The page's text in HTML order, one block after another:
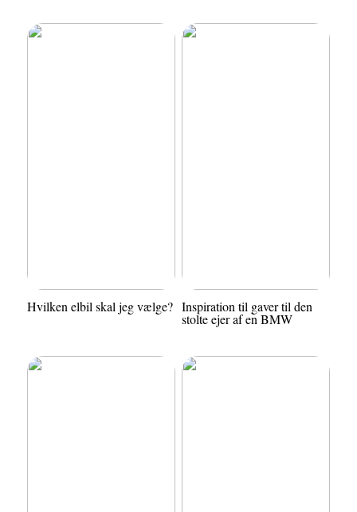
Hvilken elbil skal jeg vælge? Inspiration til gaver til den
stolte ejer af en BMW